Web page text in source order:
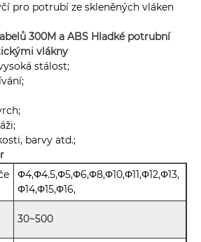
pro potrubí ze skleněných vláken
300M a ABS Hladké potrubní
vlákny
stálost;
barvy atd.;
Φ4,Φ4.5,Φ5,Φ6,Φ8,Φ10,Φ11,Φ12,Φ13,
Φ14,Φ15,Φ16,
30~500